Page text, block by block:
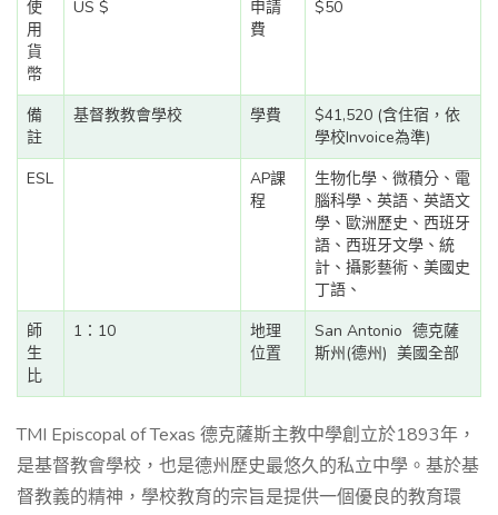
使
用
貨
幣
US $
申請
費
$50
備
註
基督教教會學校 學費
$41,520 (含住宿，依
學校Invoice為準)
ESL
AP課
程
生物化學、微積分、電
腦科學、英語、英語文
學、歐洲歷史、西班牙
語、西班牙文學、統
計、攝影藝術、美國史
丁語、
師
生
比
1：10
地理
位置
San Antonio 德克薩
斯州(德州) 美國全部
TMI Episcopal of Texas 德克薩斯主教中學創立於1893年，
是基督教會學校，也是德州歷史最悠久的私立中學。基於基
督教義的精神，學校教育的宗旨是提供一個優良的教育環